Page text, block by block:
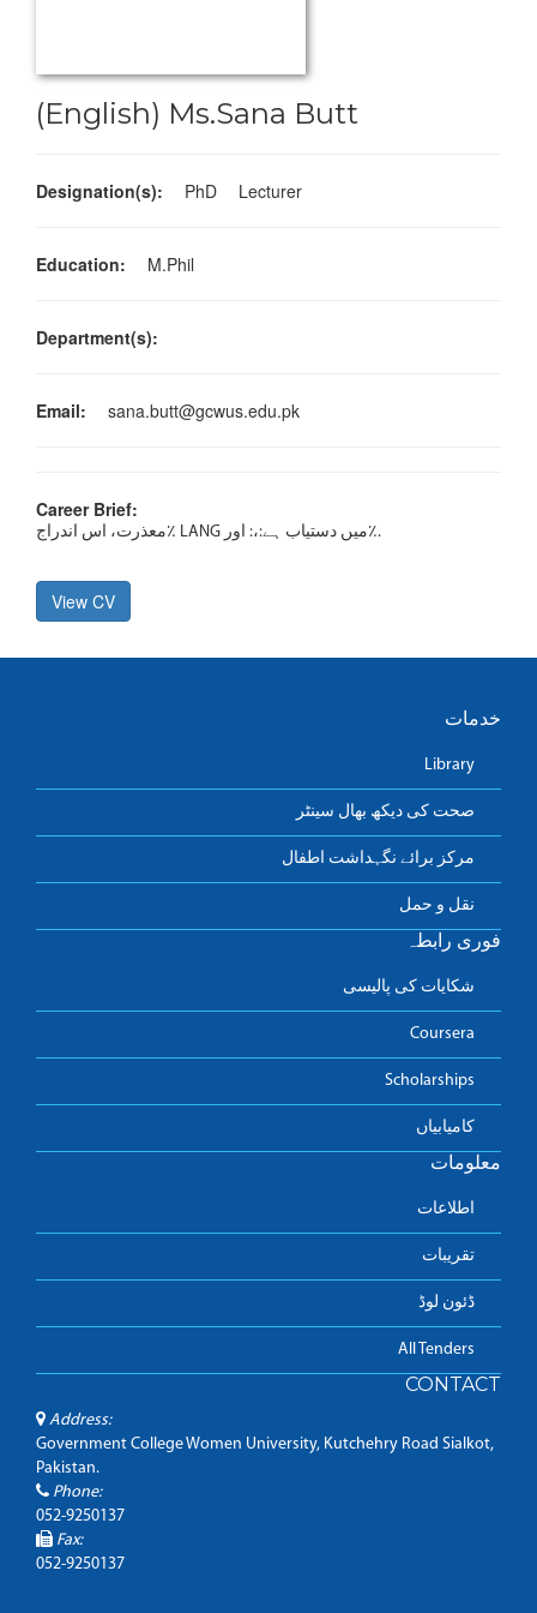
(English) Ms.Sana Butt
Designation(s): PhD Lecturer
Education: M.Phil
Department(s):
Email: sana.butt@gcwus.edu.pk
Career Brief:
معذرت، اس اندراج٪ LANG میں دستیاب ہے:،: اور٪.
View CV
خدمات
Library
صحت کی دیکھ بھال سینٹر
مرکز برائے نگہداشت اطفال
نقل و حمل
فوری رابطہ
شکایات کی پالیسی
Coursera
Scholarships
کامیابیاں
معلومات
اطلاعات
تقریبات
ڈئون لوڈ
All Tenders
CONTACT
Address:
Government College Women University, Kutchehry Road Sialkot,
Pakistan.
Phone:
052-9250137
Fax:
052-9250137